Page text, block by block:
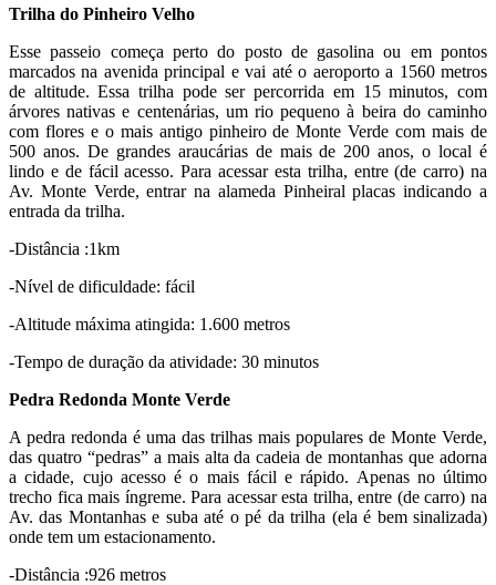
Trilha do Pinheiro Velho
Esse passeio começa perto do posto de gasolina ou em pontos
marcados na avenida principal e vai até o aeroporto a 1560 metros
de altitude. Essa trilha pode ser percorrida em 15 minutos, com
árvores nativas e centenárias, um rio pequeno à beira do caminho
com flores e o mais antigo pinheiro de Monte Verde com mais de
500 anos. De grandes araucárias de mais de 200 anos, o local é
lindo e de fácil acesso. Para acessar esta trilha, entre (de carro) na
Av. Monte Verde, entrar na alameda Pinheiral placas indicando a
entrada da trilha.
-Distância :1km
-Nível de dificuldade: fácil
-Altitude máxima atingida: 1.600 metros
-Tempo de duração da atividade: 30 minutos
Pedra Redonda Monte Verde
A pedra redonda é uma das trilhas mais populares de Monte Verde,
das quatro “pedras” a mais alta da cadeia de montanhas que adorna
a cidade, cujo acesso é o mais fácil e rápido. Apenas no último
trecho fica mais íngreme. Para acessar esta trilha, entre (de carro) na
Av. das Montanhas e suba até o pé da trilha (ela é bem sinalizada)
onde tem um estacionamento.
-Distância :926 metros